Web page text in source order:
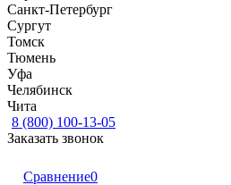
Санкт-Петербург
Сургут
Томск
Тюмень
Уфа
Челябинск
Чита
8 (800) 100-13-05
Заказать звонок
Сравнение0